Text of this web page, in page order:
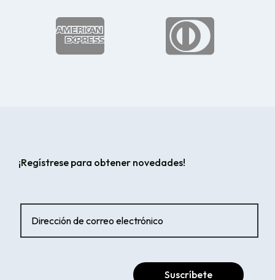


¡Regístrese para obtener novedades!
Suscríbete